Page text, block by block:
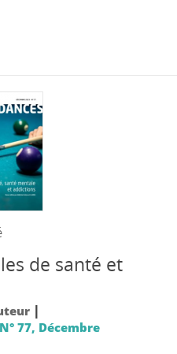
de santé et
|
77, Décembre